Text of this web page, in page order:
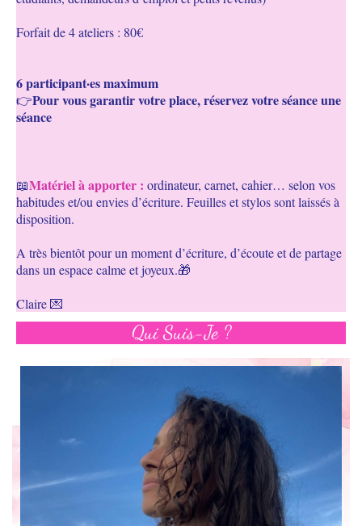
Forfait de 4 ateliers : 80€
6 participant·es maximum
👉Pour vous garantir votre place, réservez votre séance une
séance
📖Matériel à apporter : ordinateur, carnet, cahier… selon vos
habitudes et/ou envies d’écriture. Feuilles et stylos sont laissés à
disposition.
A très bientôt pour un moment d’écriture, d’écoute et de partage
dans un espace calme et joyeux.🎁
Claire 💌
Qui Suis-Je ?